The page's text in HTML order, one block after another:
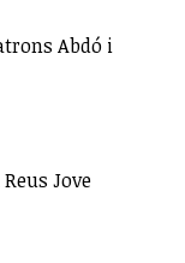
Abdó i
Jove